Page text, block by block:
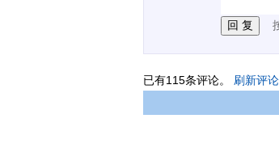
已有115条评论。 刷新评论